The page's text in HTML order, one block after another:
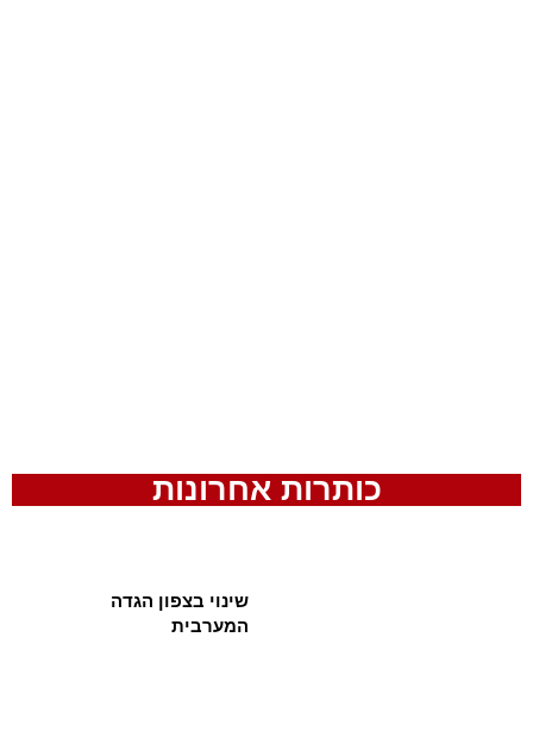
כותרות אחרונות
שינוי בצפון הגדה
המערבית